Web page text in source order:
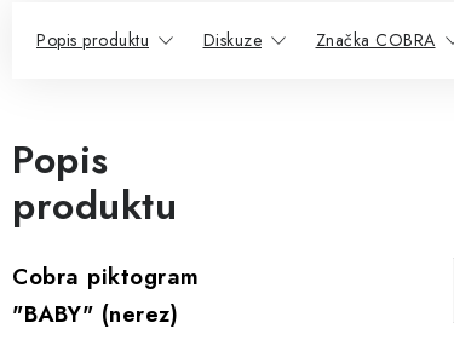
Popis produktu Diskuze Značka COBRA
Popis
produktu
Cobra piktogram
"BABY" (nerez)